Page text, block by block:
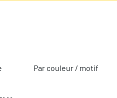
Par couleur / motif